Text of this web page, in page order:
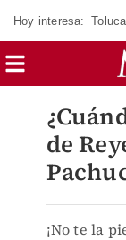
Hoy interesa:
de
¡No te la